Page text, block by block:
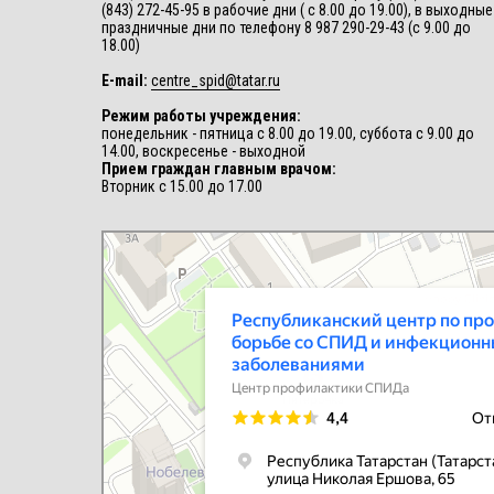
(843) 272-45-95 в рабочие дни ( с 8.00 до 19.00), в выходные
праздничные дни по телефону 8 987 290-29-43 (с 9.00 до
18.00)
E-mail: centre_spid@tatar.ru
Режим работы учреждения:
понедельник - пятница с 8.00 до 19.00, суббота с 9.00 до
14.00, воскресенье - выходной
Прием граждан главным врачом:
Вторник с 15.00 до 17.00
Республиканский центр по профилактике и борьбе со СПИД и
инфекционными заболеваниями
Центр профилактики СПИДа в Казани